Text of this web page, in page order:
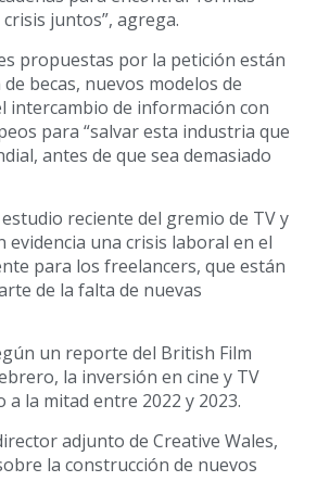
juntos”, agrega.
propuestas por la petición están
becas, nuevos modelos de
intercambio de información con
para “salvar esta industria que
antes de que sea demasiado
reciente del gremio de TV y
evidencia una crisis laboral en el
para los freelancers, que están
de la falta de nuevas
un reporte del British Film
la inversión en cine y TV
la mitad entre 2022 y 2023.
adjunto de Creative Wales,
la construcción de nuevos